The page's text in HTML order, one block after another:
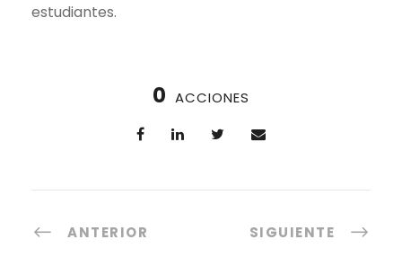
estudiantes.
0 ACCIONES
ANTERIOR SIGUIENTE